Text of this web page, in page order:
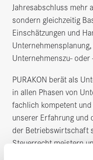
Jahresabschluss mehr
sondern gleichzeitig
Einschätzungen und
Unternehmenszu- oder
PURAKON berät als
in allen Phasen von
fachlich kompetent
unserer Erfahrung und
der Betriebswirtschaft
Steuerrecht meistern
Veränderung, auch in